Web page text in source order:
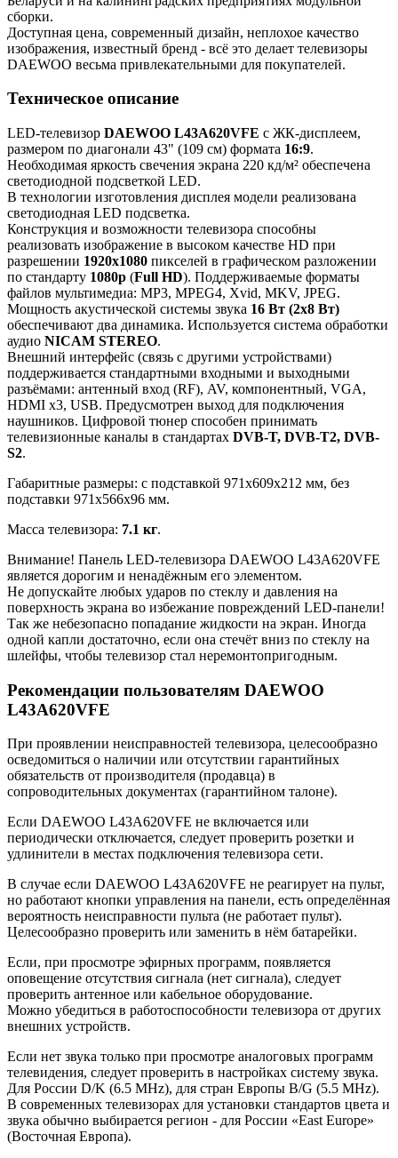
сборки.
Доступная цена, современный дизайн, неплохое качество
изображения, известный бренд - всё это делает телевизоры
DAEWOO весьма привлекательными для покупателей.
Техническое описание
LED-телевизор DAEWOO L43A620VFE с ЖК-дисплеем,
размером по диагонали 43" (109 см) формата 16:9.
Необходимая яркость свечения экрана 220 кд/м² обеспечена
светодиодной подсветкой LED.
В технологии изготовления дисплея модели реализована
светодиодная LED подсветка.
Конструкция и возможности телевизора способны
реализовать изображение в высоком качестве HD при
разрешении 1920x1080 пикселей в графическом разложении
по стандарту 1080p (Full HD). Поддерживаемые форматы
файлов мультимедиа: MP3, MPEG4, Xvid, MKV, JPEG.
Мощность акустической системы звука 16 Вт (2х8 Вт)
обеспечивают два динамика. Используется система обработки
аудио NICAM STEREO.
Внешний интерфейс (связь с другими устройствами)
поддерживается стандартными входными и выходными
разъёмами: антенный вход (RF), AV, компонентный, VGA,
HDMI x3, USB. Предусмотрен выход для подключения
наушников. Цифровой тюнер способен принимать
телевизионные каналы в стандартах DVB-T, DVB-T2, DVB-
S2.
Габаритные размеры: с подставкой 971x609x212 мм, без
подставки 971x566x96 мм.
Масса телевизора: 7.1 кг.
Внимание! Панель LED-телевизора DAEWOO L43A620VFE
является дорогим и ненадёжным его элементом.
Не допускайте любых ударов по стеклу и давления на
поверхность экрана во избежание повреждений LED-панели!
Так же небезопасно попадание жидкости на экран. Иногда
одной капли достаточно, если она стечёт вниз по стеклу на
шлейфы, чтобы телевизор стал неремонтопригодным.
Рекомендации пользователям DAEWOO
L43A620VFE
При проявлении неисправностей телевизора, целесообразно
осведомиться о наличии или отсутствии гарантийных
обязательств от производителя (продавца) в
сопроводительных документах (гарантийном талоне).
Если DAEWOO L43A620VFE не включается или
периодически отключается, следует проверить розетки и
удлинители в местах подключения телевизора сети.
В случае если DAEWOO L43A620VFE не реагирует на пульт,
но работают кнопки управления на панели, есть определённая
вероятность неисправности пульта (не работает пульт).
Целесообразно проверить или заменить в нём батарейки.
Если, при просмотре эфирных программ, появляется
оповещение отсутствия сигнала (нет сигнала), следует
проверить антенное или кабельное оборудование.
Можно убедиться в работоспособности телевизора от других
внешних устройств.
Если нет звука только при просмотре аналоговых программ
телевидения, следует проверить в настройках систему звука.
Для России D/K (6.5 MHz), для стран Европы B/G (5.5 MHz).
В современных телевизорах для установки стандартов цвета и
звука обычно выбирается регион - для России «East Europe»
(Восточная Европа).